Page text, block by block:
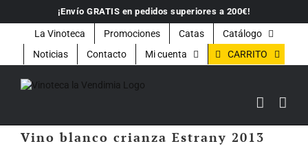
contenido
¡Envío GRATIS en pedidos superiores a 200€!
La Vinoteca Promociones Catas
Catálogo
Noticias
Contacto Mi cuenta CARRITO
Vino blanco crianza Estrany 2013